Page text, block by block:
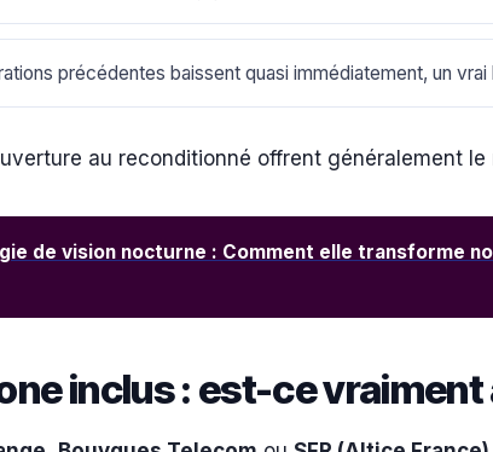
précédentes baissent quasi immédiatement, un vrai
au reconditionné offrent généralement
de vision nocturne : Comment elle transforme
inclus : est-ce